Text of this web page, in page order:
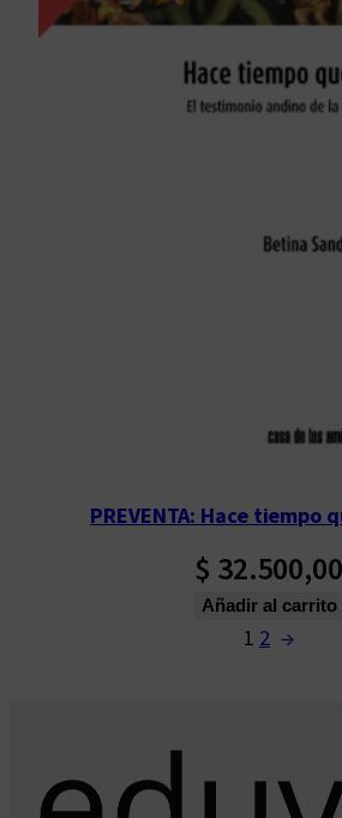
PREVENTA: Hace tiempo
$ 32.500,00
Añadir al carrito
1 2 →